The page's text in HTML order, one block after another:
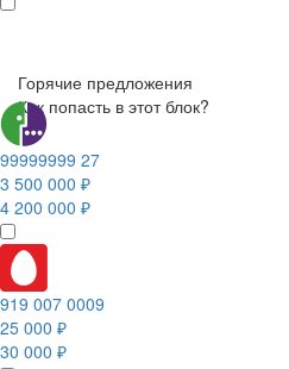
Горячие предложения
Как попасть в этот блок?
99999999 27
3 500 000 ₽
4 200 000 ₽
919 007 0009
25 000 ₽
30 000 ₽